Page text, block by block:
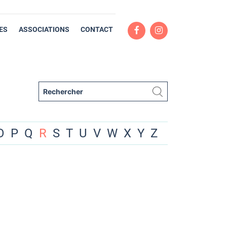
ASSOCIATIONS CONTACT
P Q R S T U V W X Y Z